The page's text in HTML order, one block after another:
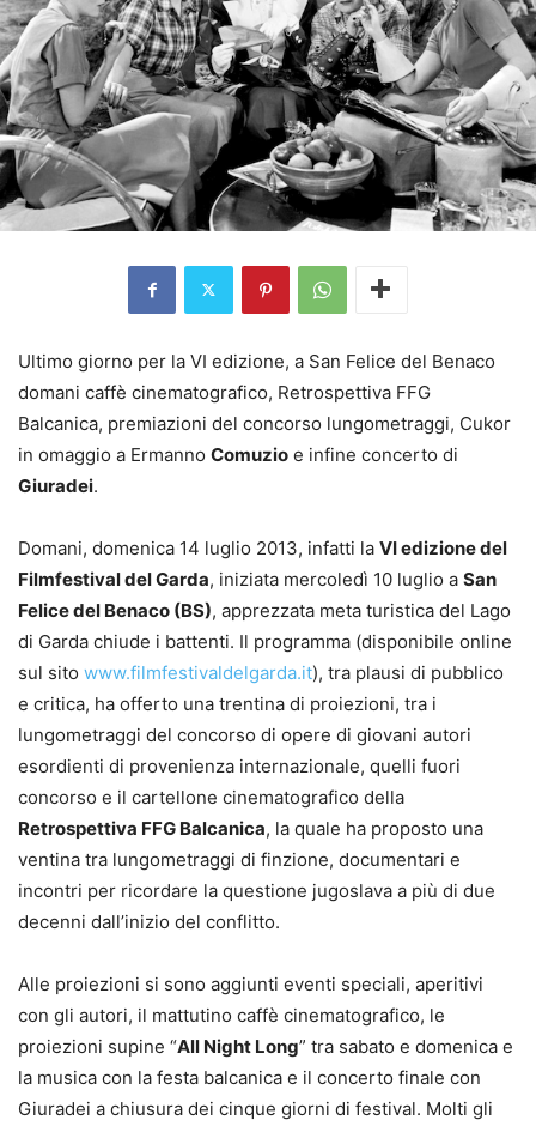
Ultimo giorno per la VI edizione, a San Felice del Benaco
domani caffè cinematografico, Retrospettiva FFG
Balcanica, premiazioni del concorso lungometraggi, Cukor
in omaggio a Ermanno Comuzio e infine concerto di
Giuradei.
Domani, domenica 14 luglio 2013, infatti la VI edizione del
Filmfestival del Garda, iniziata mercoledì 10 luglio a San
Felice del Benaco (BS), apprezzata meta turistica del Lago
di Garda chiude i battenti. Il programma (disponibile online
sul sito www.filmfestivaldelgarda.it), tra plausi di pubblico
e critica, ha offerto una trentina di proiezioni, tra i
lungometraggi del concorso di opere di giovani autori
esordienti di provenienza internazionale, quelli fuori
concorso e il cartellone cinematografico della
Retrospettiva FFG Balcanica, la quale ha proposto una
ventina tra lungometraggi di finzione, documentari e
incontri per ricordare la questione jugoslava a più di due
decenni dall’inizio del conflitto.
Alle proiezioni si sono aggiunti eventi speciali, aperitivi
con gli autori, il mattutino caffè cinematografico, le
proiezioni supine “All Night Long” tra sabato e domenica e
la musica con la festa balcanica e il concerto finale con
Giuradei a chiusura dei cinque giorni di festival. Molti gli